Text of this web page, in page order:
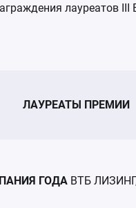
лауреатов III
ЛАУРЕАТЫ ПРЕМИИ
ГОДА ВТБ